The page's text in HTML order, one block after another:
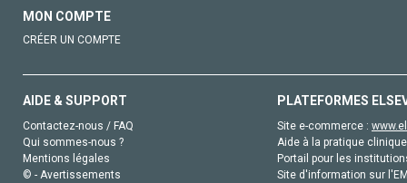
MON COMPTE
CRÉER UN COMPTE
AIDE & SUPPORT
Contactez-nous / FAQ
Qui sommes-nous ?
Mentions légales
© - Avertissements
PLATEFORMES
Site e-commerce :
Aide à la pratique
Portail pour les
Site d'information sur